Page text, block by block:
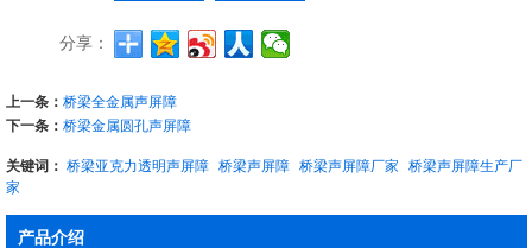
分享：
上一条： 桥梁全金属声屏障
下一条： 桥梁金属圆孔声屏障
关键词： 桥梁亚克力透明声屏障 桥梁声屏障 桥梁声屏障厂家 桥梁声屏障生产厂
家
产品介绍